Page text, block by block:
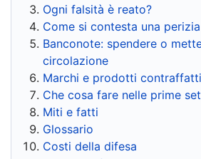
Ogni falsità è reato?
Come si contesta una
Banconote: spendere o
circolazione
Marchi e prodotti contraffatti
Che cosa fare nelle prime
Miti e fatti
Glossario
Costi della difesa